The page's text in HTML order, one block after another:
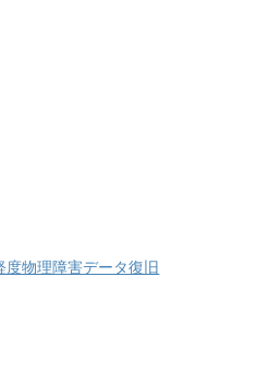
度物理障害データ復旧